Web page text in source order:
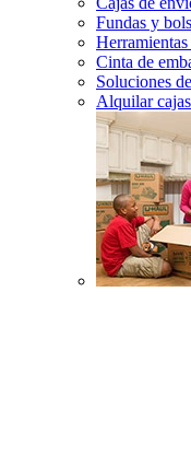
Fundas y
Cinta de
Soluciones
Alquilar